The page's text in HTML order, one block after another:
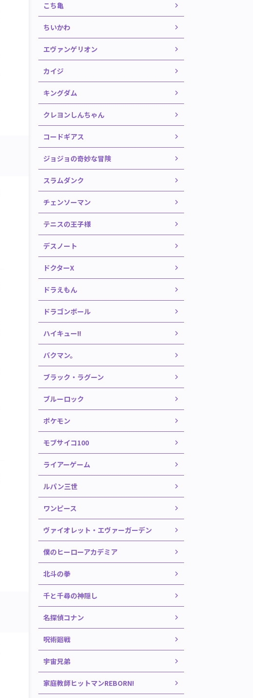
こち亀
ちいかわ
エヴァンゲリオン
カイジ
キングダム
クレヨンしんちゃん
コードギアス
ジョジョの奇妙な冒険
スラムダンク
チェンソーマン
テニスの王子様
デスノート
ドクターX
ドラえもん
ドラゴンボール
ハイキュー!!
バクマン。
ブラック・ラグーン
ブルーロック
ポケモン
モブサイコ100
ライアーゲーム
ルパン三世
ワンピース
ヴァイオレット・エヴァーガーデン
僕のヒーローアカデミア
北斗の拳
千と千尋の神隠し
名探偵コナン
呪術廻戦
宇宙兄弟
家庭教師ヒットマンREBORN!